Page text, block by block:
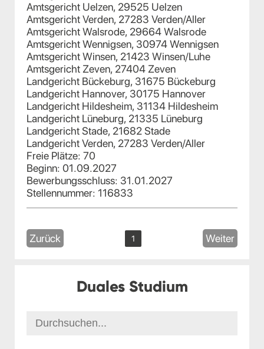
Amtsgericht Uelzen, 29525 Uelzen
Amtsgericht Verden, 27283 Verden/Aller
Amtsgericht Walsrode, 29664 Walsrode
Amtsgericht Wennigsen, 30974 Wennigsen
Amtsgericht Winsen, 21423 Winsen/Luhe
Amtsgericht Zeven, 27404 Zeven
Landgericht Bückeburg, 31675 Bückeburg
Landgericht Hannover, 30175 Hannover
Landgericht Hildesheim, 31134 Hildesheim
Landgericht Lüneburg, 21335 Lüneburg
Landgericht Stade, 21682 Stade
Landgericht Verden, 27283 Verden/Aller
Freie Plätze: 70
Beginn: 01.09.2027
Bewerbungsschluss: 31.01.2027
Stellennummer: 116833
Zurück 1 Weiter
Duales Studium